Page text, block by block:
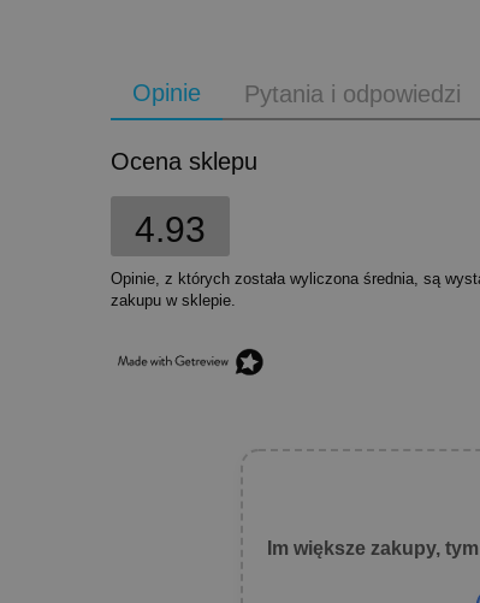
Opinie Pytania i odpowiedzi
Ocena sklepu
4.93
Opinie, z których została wyliczona średnia, są
zakupu w sklepie.
Im większe zakupy,